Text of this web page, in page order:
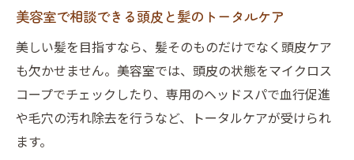
美容室で相談できる頭皮と髪のトータルケア
美しい髪を目指すなら、髪そのものだけでなく頭皮ケア
も欠かせません。美容室では、頭皮の状態をマイクロス
コープでチェックしたり、専用のヘッドスパで血行促進
や毛穴の汚れ除去を行うなど、トータルケアが受けられ
ます。